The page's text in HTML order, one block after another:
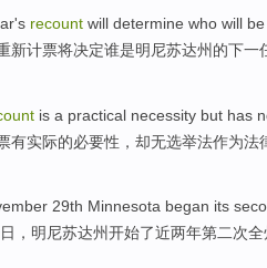
's recount will determine who will be
新计票将决定谁是明尼苏达州 的下一
is a practical necessity but has
有实际的必要性 ， 却无选举法作为法
29th Minnesota began its
， 明尼苏达州开始了近两年第二次全